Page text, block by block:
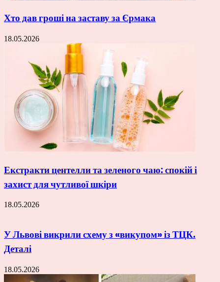
Хто дав гроші на заставу за Єрмака
18.05.2026
Екстракти центелли та зеленого чаю: спокій і
захист для чутливої шкіри
18.05.2026
У Львові викрили схему з «викупом» із ТЦК.
Деталі
18.05.2026